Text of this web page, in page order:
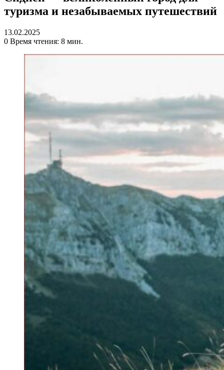
туризма и незабываемых путешествий
13.02.2025
0 Время чтения: 8 мин.